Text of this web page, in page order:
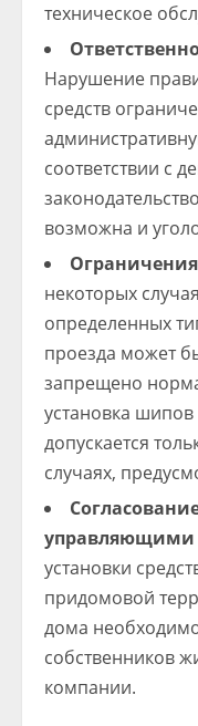
техническое
Нарушение
средств
соответствии с
возможна и
некоторых
определенных
проезда может
запрещено
установка
допускается
случаях,
установки
придомовой
дома
собственников
компании.